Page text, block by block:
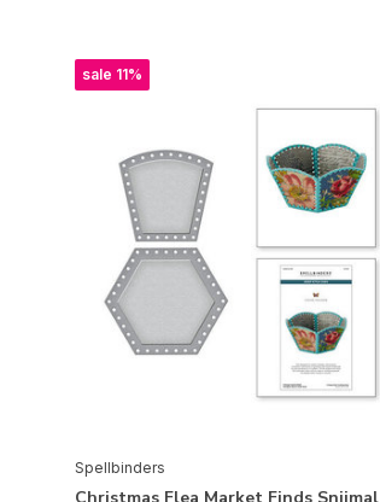
sale 11%
Spellbinders